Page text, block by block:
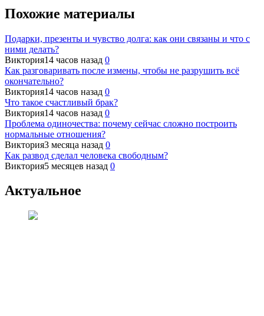
Похожие материалы
Подарки, презенты и чувство долга: как они связаны и что с
ними делать?
Виктория14 часов назад 0
Как разговаривать после измены, чтобы не разрушить всё
окончательно?
Виктория14 часов назад 0
Что такое счастливый брак?
Виктория14 часов назад 0
Проблема одиночества: почему сейчас сложно построить
нормальные отношения?
Виктория3 месяца назад 0
Как развод сделал человека свободным?
Виктория5 месяцев назад 0
Актуальное